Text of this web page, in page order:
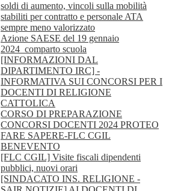
soldi di aumento, vincoli sulla mobilità
stabiliti per contratto e personale ATA
sempre meno valorizzato
Azione SAESE del 19 gennaio
2024_comparto scuola
[INFORMAZIONI DAL
DIPARTIMENTO IRC] -
INFORMATIVA SUI CONCORSI PER I
DOCENTI DI RELIGIONE
CATTOLICA
CORSO DI PREPARAZIONE
CONCORSI DOCENTI 2024 PROTEO
FARE SAPERE-FLC CGIL
BENEVENTO
[FLC CGIL] Visite fiscali dipendenti
pubblici, nuovi orari
[SINDACATO INS. RELIGIONE -